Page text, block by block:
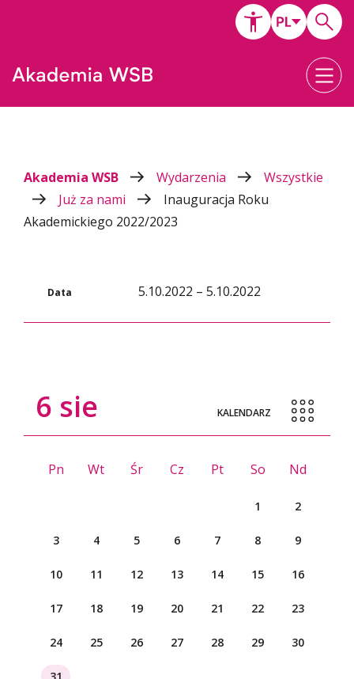
Akademia WSB Wydarzenia
Wszystkie
Już za nami
Inauguracja Roku
Akademickiego 2022/2023
Data 5.10.2022 – 5.10.2022
6 sie KALENDARZ
Pn Wt Śr Cz Pt So Nd
1 2
3 4 5 6 7 8 9
10 11 12 13 14 15 16
17 18 19 20 21 22 23
24 25 26 27 28 29 30